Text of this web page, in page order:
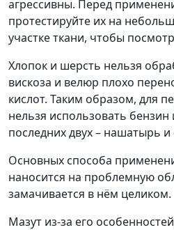
агрессивны. Перед
протестируйте их на
участке ткани, чтобы
Хлопок и шерсть нельзя
вискоза и велюр плохо
кислот. Таким образом, для
нельзя использовать бензин
последних двух – нашатырь и
Основных способа
наносится на проблемную
замачивается в нём целиком.
Мазут из-за его